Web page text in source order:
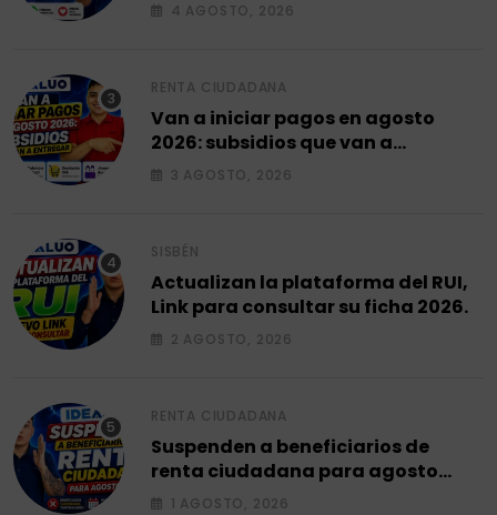
4 AGOSTO, 2026
RENTA CIUDADANA
Van a iniciar pagos en agosto
2026: subsidios que van a
entregar.
3 AGOSTO, 2026
SISBÉN
Actualizan la plataforma del RUI,
Link para consultar su ficha 2026.
2 AGOSTO, 2026
RENTA CIUDADANA
Suspenden a beneficiarios de
renta ciudadana para agosto
2026.
1 AGOSTO, 2026